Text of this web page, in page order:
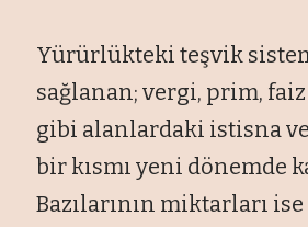
Yürürlükteki teşvik
sağlanan; vergi, prim, faiz
gibi alanlardaki istisna
bir kısmı yeni dönemde
Bazılarının miktarları